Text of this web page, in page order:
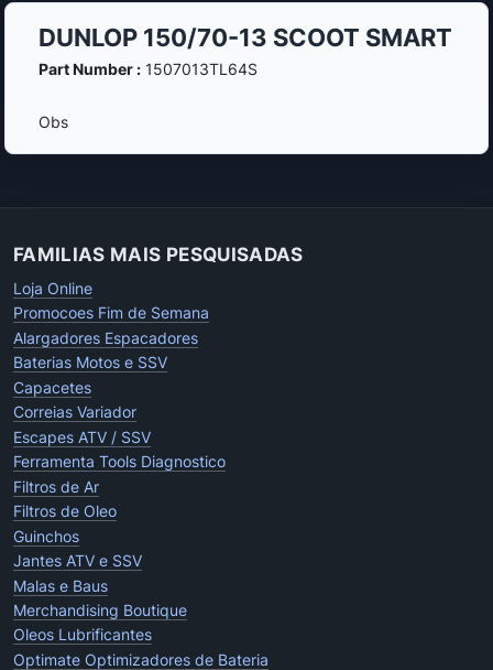
DUNLOP 150/70-13 SCOOT SMART
Part Number :1507013TL64S
Obs
FAMILIAS MAIS PESQUISADAS
Loja Online
Promocoes Fim de Semana
Alargadores Espacadores
Baterias Motos e SSV
Capacetes
Correias Variador
Escapes ATV / SSV
Ferramenta Tools Diagnostico
Filtros de Ar
Filtros de Oleo
Guinchos
Jantes ATV e SSV
Malas e Baus
Merchandising Boutique
Oleos Lubrificantes
Optimate Optimizadores de Bateria